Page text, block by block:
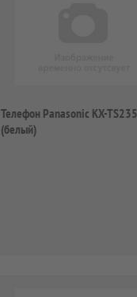
Телефон Panasonic KX-
(белый)